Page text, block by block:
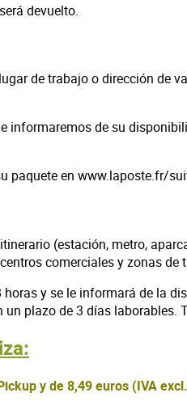
devuelto.
de trabajo o dirección de
de su
paquete en www.laposte.fr/
(estación, metro,
comerciales y zonas de
y se le informará de la
plazo de 3 días laborables.
y de 8,49 euros (IVA